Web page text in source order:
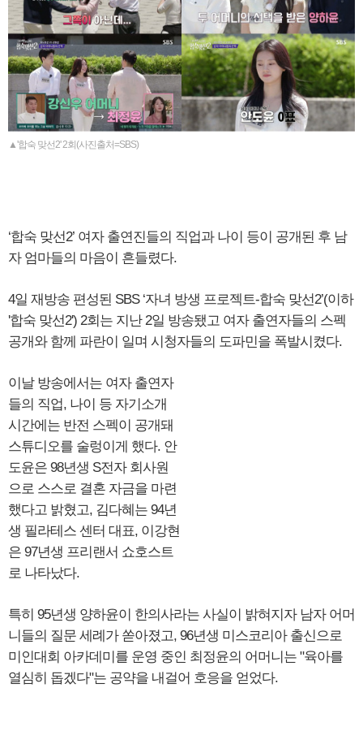
▲'합숙 맞선2' 2회(사진출처=SBS)
‘합숙 맞선2’ 여자 출연진들의 직업과 나이 등이 공개된 후 남
자 엄마들의 마음이 흔들렸다.
4일 재방송 편성된 SBS ‘자녀 방생 프로젝트-합숙 맞선2’(이하
'합숙 맞선2') 2회는 지난 2일 방송됐고 여자 출연자들의 스펙
공개와 함께 파란이 일며 시청자들의 도파민을 폭발시켰다.
이날 방송에서는 여자 출연자
들의 직업, 나이 등 자기소개
시간에는 반전 스펙이 공개돼
스튜디오를 술렁이게 했다. 안
도윤은 98년생 S전자 회사원
으로 스스로 결혼 자금을 마련
했다고 밝혔고, 김다혜는 94년
생 필라테스 센터 대표, 이강현
은 97년생 프리랜서 쇼호스트
로 나타났다.
특히 95년생 양하윤이 한의사라는 사실이 밝혀지자 남자 어머
니들의 질문 세례가 쏟아졌고, 96년생 미스코리아 출신으로
미인대회 아카데미를 운영 중인 최정윤의 어머니는 "육아를
열심히 돕겠다"는 공약을 내걸어 호응을 얻었다.